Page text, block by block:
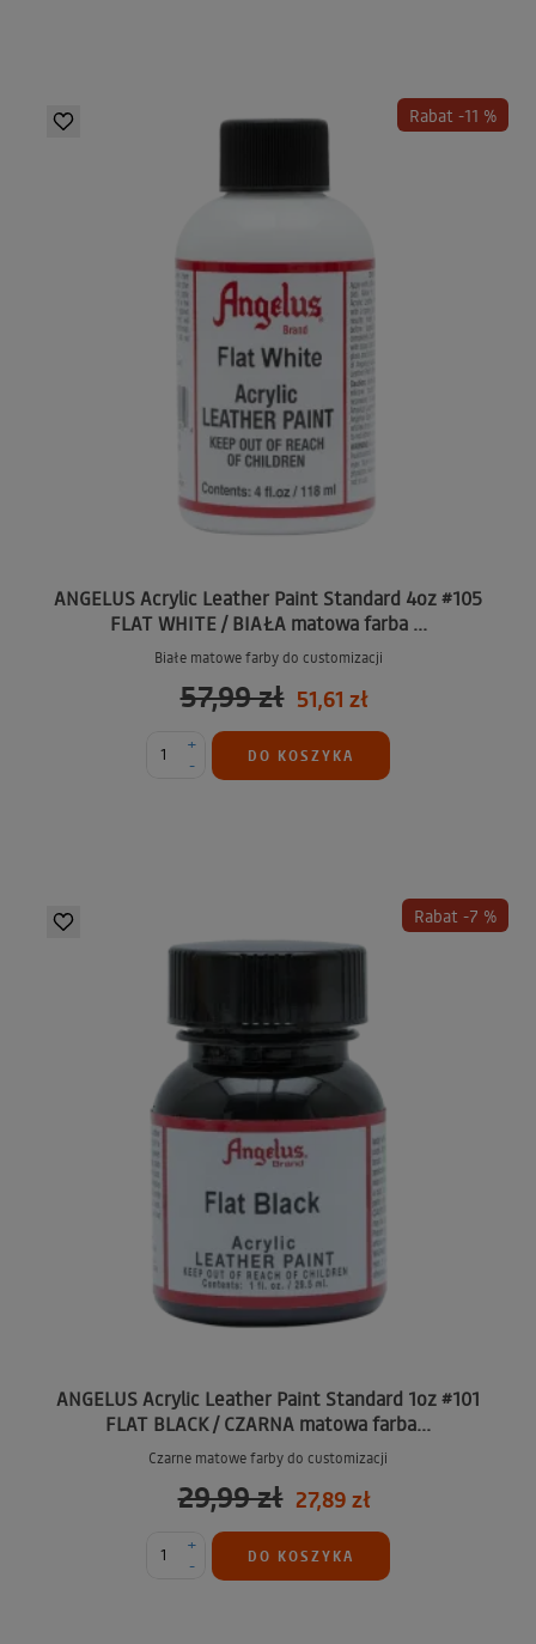
Rabat -11 %
ANGELUS Acrylic Leather Paint Standard 4oz #105
FLAT WHITE / BIAŁA matowa farba ...
Białe matowe farby do customizacji
57,99 zł 51,61 zł
-
+
DO KOSZYKA
Rabat -7 %
ANGELUS Acrylic Leather Paint Standard 1oz #101
FLAT BLACK / CZARNA matowa farba...
Czarne matowe farby do customizacji
29,99 zł 27,89 zł
-
+
DO KOSZYKA